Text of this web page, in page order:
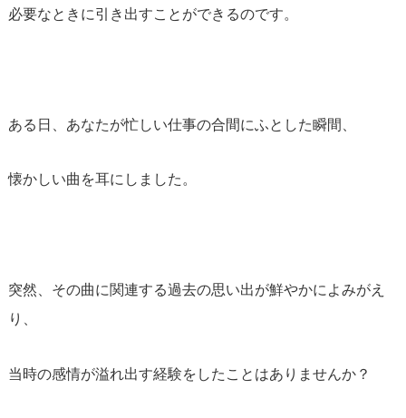
必要なときに引き出すことができるのです。
ある日、あなたが忙しい仕事の合間にふとした瞬間、
懐かしい曲を耳にしました。
突然、その曲に関連する過去の思い出が鮮やかによみがえ
り、
当時の感情が溢れ出す経験をしたことはありませんか？